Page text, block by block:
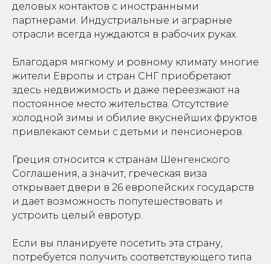
деловых контактов с иностранными
партнерами. Индустриальные и аграрные
отрасли всегда нуждаются в рабочих руках.
Благодаря мягкому и ровному климату многие
жители Европы и стран СНГ приобретают
здесь недвижимость и даже переезжают на
постоянное место жительства. Отсутствие
холодной зимы и обилие вкуснейших фруктов
привлекают семьи с детьми и пенсионеров.
Греция относится к странам Шенгенского
Соглашения, а значит, греческая виза
открывает двери в 26 европейских государств
и дает возможность попутешествовать и
устроить целый евротур.
Если вы планируете посетить эта страну,
потребуется получить соответствующего типа
Оставьте заявку, наш менеджер
проконсультирует Вас и ответит
на все вопросы
ЕСТЬ ВОПРОСЫ ПО
ОФОРМЛЕНИЮ ВИЗЫ?